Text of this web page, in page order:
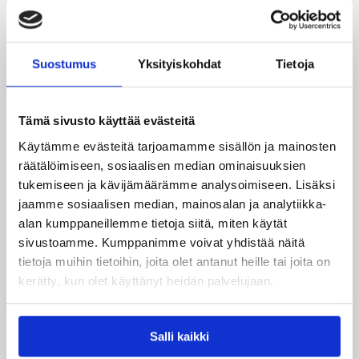
Suostumus Yksityiskohdat Tietoja
Tämä sivusto käyttää evästeitä
Käytämme evästeitä tarjoamamme sisällön ja mainosten
räätälöimiseen, sosiaalisen median ominaisuuksien
tukemiseen ja kävijämäärämme analysoimiseen. Lisäksi
jaamme sosiaalisen median, mainosalan ja analytiikka-
alan kumppaneillemme tietoja siitä, miten käytät
sivustoamme. Kumppanimme voivat yhdistää näitä
tietoja muihin tietoihin, joita olet antanut heille tai joita on
kerätty, kun olet käyttänyt heidän palvelujaan.
Salli kaikki
puolestaan enää jäljellä kourallinen vierekkäisiä
Yleiset06.08.2026 09:31
3×3-koripallon Suomen
mestarit edustavat Suomea